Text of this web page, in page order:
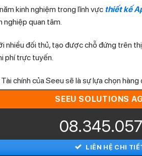
kinh nghiệm trong lĩnh vực thiết kế
nghiệp quan tâm.
nhiều đối thủ, tạo được chỗ đứng trên
phí trực tuyến.
chính của Seeu sẽ là sự lựa chọn hàng
SEEU SOLUTIONS
LIÊN HỆ CHI